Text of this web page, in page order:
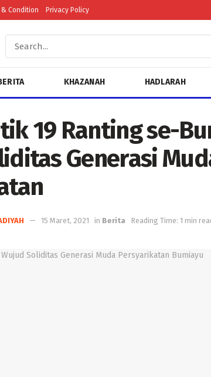
& Condition Privacy Policy
KHAZANAH HADLARAH
19 Ranting se-
Generasi
15 Maret, 2021 in Berita Reading Time: 1 min